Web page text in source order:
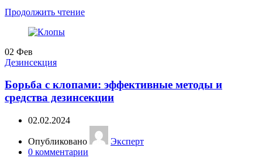
Продолжить чтение
02 Фев
Дезинсекция
Борьба с клопами: эффективные методы и
средства дезинсекции
02.02.2024
Опубликовано
Эксперт
0 комментарии